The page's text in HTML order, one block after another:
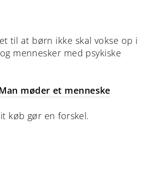
til at børn ikke skal vokse op i
mennesker med psykiske
møder et menneske
køb gør en forskel.